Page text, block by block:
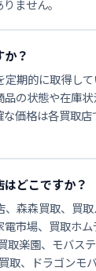
ません。
？
定期的に取得し
品の状態や在庫
価格は各買取
どこですか？
、森森買取、買
市場、買取ホ
楽園、モバステ
取、ドラゴンモ